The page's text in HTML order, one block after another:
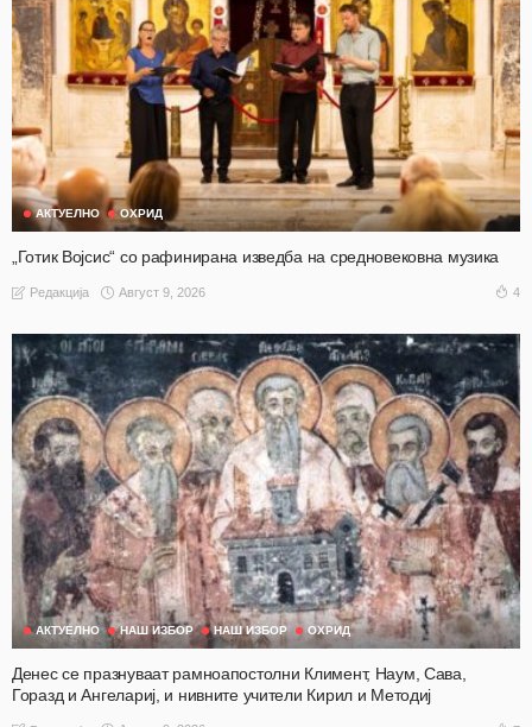
АКТУЕЛНО ОХРИД
„Готик Војсис“ со рафинирана изведба на средновековна музика
Редакција Август 9, 2026 4
АКТУЕЛНО НАШ ИЗБОР НАШ ИЗБОР ОХРИД
Денес се празнуваат рамноапостолни Климент, Наум, Сава,
Горазд и Ангелариј, и нивните учители Кирил и Методиј